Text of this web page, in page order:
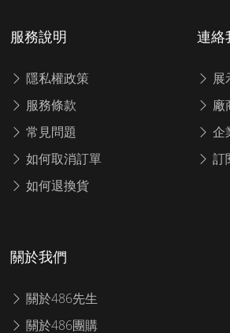
服務說明
隱私權政策
服務條款
常見問題
如何取消訂單
如何退換貨
連絡
展
廠
企
訂
關於我們
關於486先生
關於486團購